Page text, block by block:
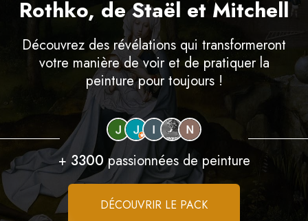
Rothko, de Staël et Mitchell
Découvrez des révélations qui transformeront
votre manière de voir et de pratiquer la
peinture pour toujours !
+ 3300passionnées de peinture
DÉCOUVRIR LE PACK